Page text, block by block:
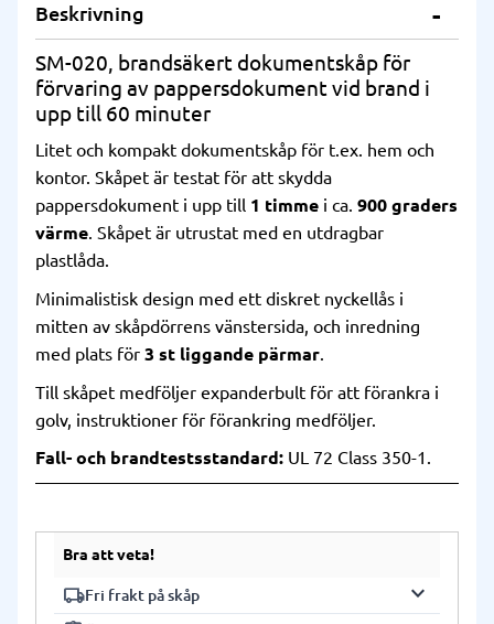
Beskrivning
SM-020, brandsäkert dokumentskåp för
förvaring av pappersdokument vid brand i
upp till 60 minuter
Litet och kompakt dokumentskåp för t.ex. hem och
kontor. Skåpet är testat för att skydda
pappersdokument i upp till 1 timme i ca. 900 graders
värme. Skåpet är utrustat med en utdragbar
plastlåda.
Minimalistisk design med ett diskret nyckellås i
mitten av skåpdörrens vänstersida, och inredning
med plats för 3 st liggande pärmar.
Till skåpet medföljer expanderbult för att förankra i
golv, instruktioner för förankring medföljer.
Fall- och brandtestsstandard: UL 72 Class 350-1.
Bra att veta!
local_shippingFri frakt på skåp keyboard_arrow_down